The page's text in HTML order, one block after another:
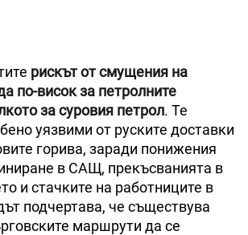
рискът от смущения на
по-висок за петролните
за суровия петрол. Те
уязвими от руските доставки
горива, заради понижения
в САЩ, прекъсванията в
и стачките на работниците в
подчертава, че съществува
маршрути да се